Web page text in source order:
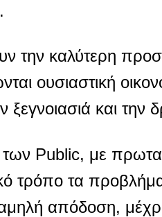
την καλύτερη
ουσιαστική
ξεγνοιασιά και την
Public, με
τρόπο τα
απόδοση,